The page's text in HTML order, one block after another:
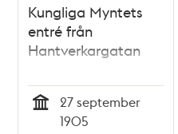
Kungliga Myntets
entré från
Hantverkargatan
27 september
1905